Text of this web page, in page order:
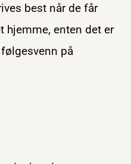
best når de får
hjemme, enten det er
på